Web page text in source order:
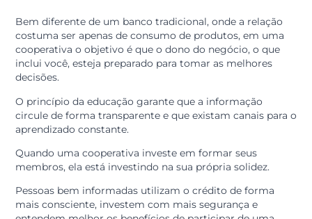
O que é o princípio
educação no
cooperativismo?
Bem diferente de um banco tradicional, onde a
cooperativa o objetivo é que o dono do negócio, o que
inclui você, esteja preparado para tomar as melhores
decisões.
O princípio da educação garante que a informação